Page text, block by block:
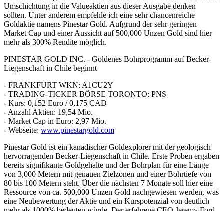
Umschichtung in die Valueaktien aus dieser Ausgabe denken
sollten. Unter anderem empfehle ich eine sehr chancenreiche
Goldaktie namens Pinestar Gold. Aufgrund der sehr geringen
Market Cap und einer Aussicht auf 500,000 Unzen Gold sind hier
mehr als 300% Rendite möglich.
PINESTAR GOLD INC. - Goldenes Bohrprogramm auf Becker-
Liegenschaft in Chile beginnt
- FRANKFURT WKN: A1CU2Y
- TRADING-TICKER BÖRSE TORONTO: PNS
- Kurs: 0,152 Euro / 0,175 CAD
- Anzahl Aktien: 19,54 Mio.
- Market Cap in Euro: 2,97 Mio.
- Webseite: www.pinestargold.com
Pinestar Gold ist ein kanadischer Goldexplorer mit der geologisch
hervorragenden Becker-Liegenschaft in Chile. Erste Proben ergaben
bereits signifikante Goldgehalte und der Bohrplan für eine Länge
von 3,000 Metern mit genauen Zielzonen und einer Bohrtiefe von
80 bis 100 Metern steht. Über die nächsten 7 Monate soll hier eine
Ressource von ca. 500,000 Unzen Gold nachgewiesen werden, was
eine Neubewertung der Aktie und ein Kurspotenzial von deutlich